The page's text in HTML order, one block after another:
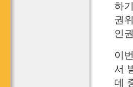
하
권
인
이
서
데